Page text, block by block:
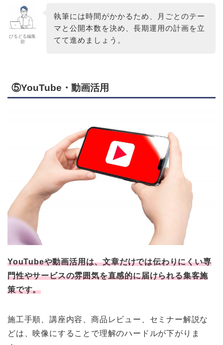
びるどる編集
部
執筆には時間がかかるため、月ごとのテー
マと公開本数を決め、長期運用の計画を立
てて進めましょう。
⑤YouTube・動画活用
YouTubeや動画活用は、文章だけでは伝わりにくい専
門性やサービスの雰囲気を直感的に届けられる集客施
策です。
施工手順、講座内容、商品レビュー、セミナー解説な
どは、映像にすることで理解のハードルが下がりま